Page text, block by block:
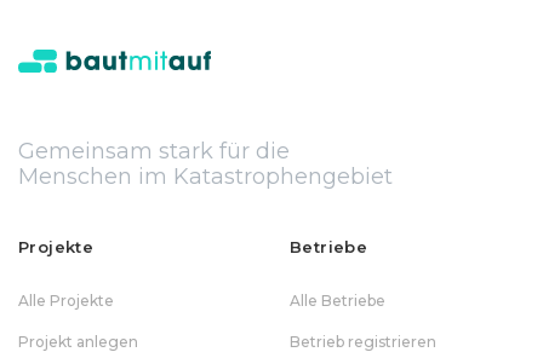
Gemeinsam stark für die
Menschen im Katastrophengebiet
Projekte
Alle Projekte
Projekt anlegen
Betriebe
Alle Betriebe
Betrieb registrieren